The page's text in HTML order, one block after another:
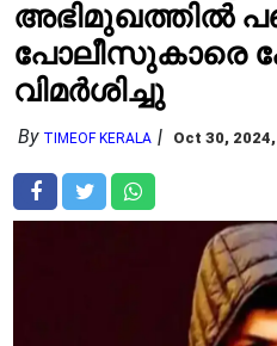
അഭിമുഖത്തിൽ
പോലീസുകാരെ
വിമർശിച്ചു
By TIMEOF KERALA Oct 30,